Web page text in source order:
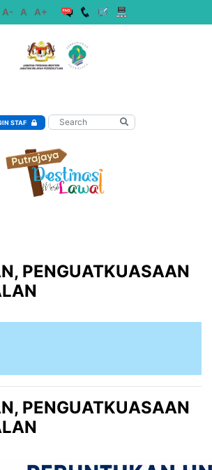
A- A A+
STAF
PENGUATKUASAAN
PENGUATKUASAAN